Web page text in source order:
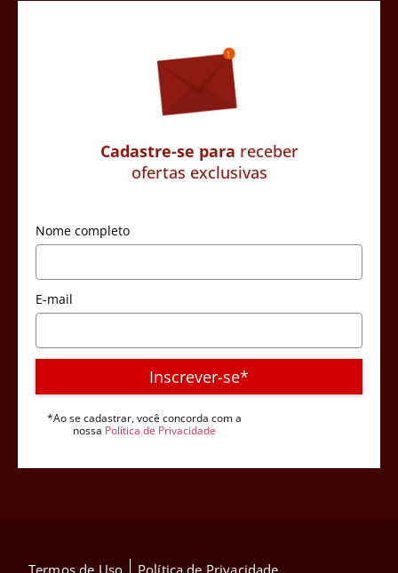
Cadastre-se para receber
ofertas exclusivas
Nome completo
E-mail
Inscrever-se*
*Ao se cadastrar, você concorda com a
nossa Política de Privacidade
Termos de Uso Política de Privacidade